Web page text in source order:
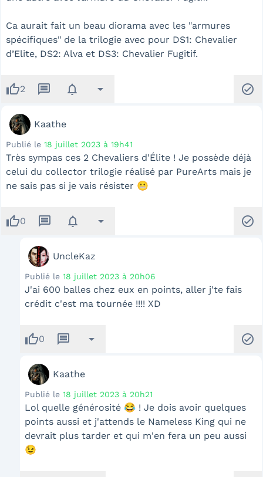
Ca aurait fait un beau diorama avec les "armures
spécifiques" de la trilogie avec pour DS1: Chevalier
d’Elite, DS2: Alva et DS3: Chevalier Fugitif.
thumb_up2 message notifications arrow_drop_down check_circle
Kaathe
Publié le 18 juillet 2023 à 19h41
Très sympas ces 2 Chevaliers d'Élite ! Je possède déjà
celui du collector trilogie réalisé par PureArts mais je
ne sais pas si je vais résister 😬
thumb_up0 message notifications arrow_drop_down check_circle
UncleKaz
Publié le 18 juillet 2023 à 20h06
J'ai 600 balles chez eux en points, aller j'te fais
crédit c'est ma tournée !!!! XD
thumb_up0 message arrow_drop_down check_circle
Kaathe
Publié le 18 juillet 2023 à 20h21
Lol quelle générosité 😂 ! Je dois avoir quelques
points aussi et j'attends le Nameless King qui ne
devrait plus tarder et qui m'en fera un peu aussi
😉